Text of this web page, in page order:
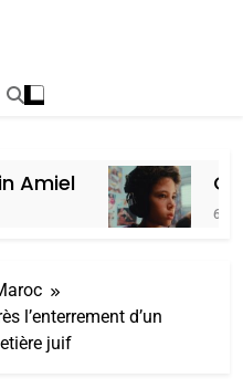
6
l’enterrement d’un
juif